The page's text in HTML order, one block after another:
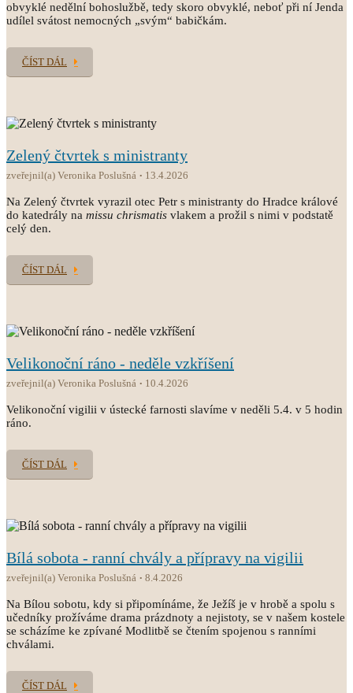
obvyklé nedělní bohoslužbě, tedy skoro obvyklé, neboť při ní Jenda
udílel svátost nemocných „svým“ babičkám.
ČÍST DÁL
Zelený čtvrtek s ministranty
zveřejnil(a) Veronika Poslušná 13.4.2026
Na Zelený čtvrtek vyrazil otec Petr s ministranty do Hradce králové
do katedrály na missu chrismatis vlakem a prožil s nimi v podstatě
celý den.
ČÍST DÁL
Velikonoční ráno - neděle vzkříšení
zveřejnil(a) Veronika Poslušná 10.4.2026
Velikonoční vigilii v ústecké farnosti slavíme v neděli 5.4. v 5 hodin
ráno.
ČÍST DÁL
Bílá sobota - ranní chvály a přípravy na vigilii
zveřejnil(a) Veronika Poslušná 8.4.2026
Na Bílou sobotu, kdy si připomínáme, že Ježíš je v hrobě a spolu s
učedníky prožíváme drama prázdnoty a nejistoty, se v našem kostele
se scházíme ke zpívané Modlitbě se čtením spojenou s ranními
chválami.
ČÍST DÁL